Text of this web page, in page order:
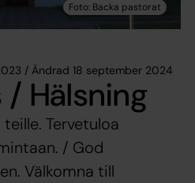
/ Ändrad 18 september 2024
Hälsning
Tervetuloa
/ God
Välkomna till